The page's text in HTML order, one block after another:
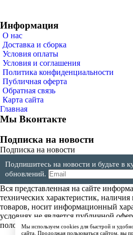
Информация
О нас
Доставка и сборка
Условия оплаты
Условия и соглашения
Политика конфиденциальности
Публичная оферта
Обратная связь
Карта сайта
Главная
Мы Вконтакте
Подписка на новости
Подписка на новости
Подпишитесь на новости и будьте в
обновлений.
Вся представленная на сайте
технических характеристик, наличия
товаров, носит информационный
условиях не является публичной
положениями Статьи 437(2)
Мы используем cookies для быстрой и
сайта. Продолжая пользоваться сайтом, вы